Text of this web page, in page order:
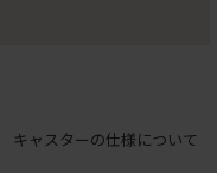
キャスターの仕様について